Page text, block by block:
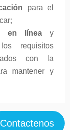
para el
en líneay
requisitos
con la
mantener y
Contactenos